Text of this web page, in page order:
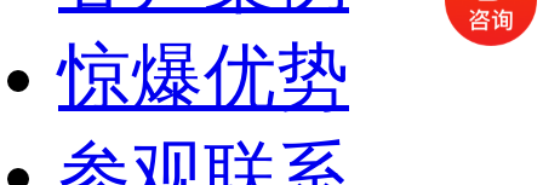
惊爆优势